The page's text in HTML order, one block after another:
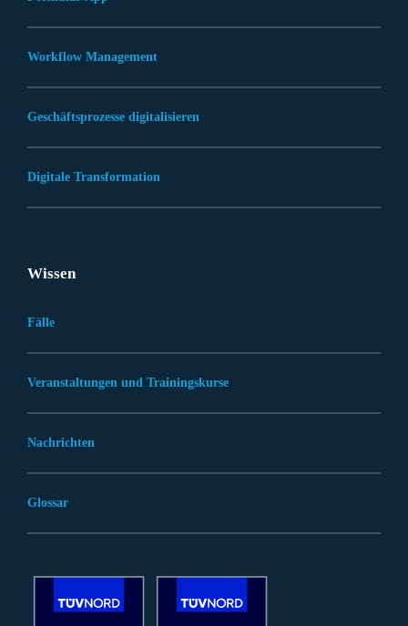
Workflow Management
Geschäftsprozesse digitalisieren
Digitale Transformation
Wissen
Fälle
Veranstaltungen und Trainingskurse
Nachrichten
Glossar